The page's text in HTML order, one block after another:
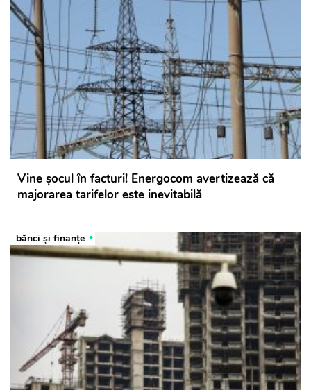
Vine șocul în facturi! Energocom avertizează că
majorarea tarifelor este inevitabilă
bănci şi finanţe